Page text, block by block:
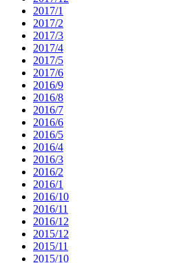
2017/1
2017/2
2017/3
2017/4
2017/5
2017/6
2016/9
2016/8
2016/7
2016/6
2016/5
2016/4
2016/3
2016/2
2016/1
2016/10
2016/11
2016/12
2015/12
2015/11
2015/10